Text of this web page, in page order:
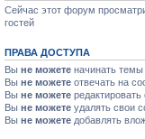
Сейчас этот форум
гостей
ПРАВА ДОСТУПА
Вы не можете начинать темы
Вы не можете отвечать на
Вы не можете
Вы не можете удалять свои
Вы не можете добавлять